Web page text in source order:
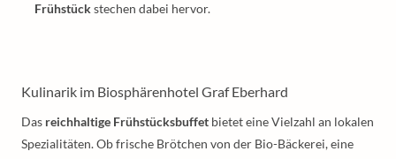
Frühstückstechen dabei hervor.
Kulinarik im Biosphärenhotel Graf Eberhard
Das reichhaltige Frühstücksbuffet bietet eine Vielzahl an lokalen
Spezialitäten. Ob frische Brötchen von der Bio-Bäckerei, eine